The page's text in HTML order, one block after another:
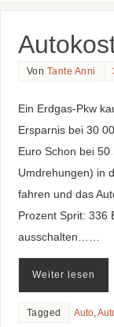
Von Tante Anni
Ein Erdgas-Pkw
Ersparnis bei 30
Euro Schon bei
Umdrehungen) in
fahren und das
Prozent Sprit: 336
ausschalten……
Weiter lesen
Tagged Auto,